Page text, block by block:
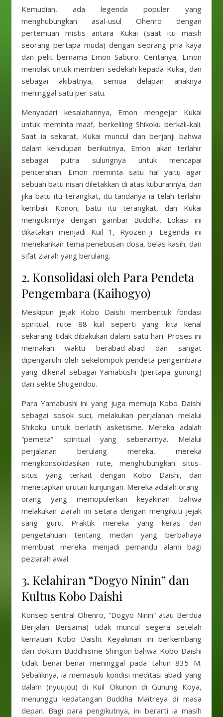
Kemudian, ada legenda populer yang
menghubungkan asal-usul Ohenro dengan
pertemuan mistis antara Kukai (saat itu masih
seorang pertapa muda) dengan seorang pria kaya
dan pelit bernama Emon Saburo. Ceritanya, Emon
menolak untuk memberi sedekah kepada Kukai, dan
sebagai akibatnya, semua delapan anaknya
meninggal satu per satu.
Menyadari kesalahannya, Emon mengejar Kukai
untuk meminta maaf, berkeliling Shikoku berkali-kali.
Saat ia sekarat, Kukai muncul dan berjanji bahwa
dalam kehidupan berikutnya, Emon akan terlahir
sebagai putra sulungnya untuk mencapai
pencerahan. Emon meminta satu hal yaitu agar
sebuah batu nisan diletakkan di atas kuburannya, dan
jika batu itu terangkat, itu tandanya ia telah terlahir
kembali. Konon, batu itu terangkat, dan Kukai
mengukirnya dengan gambar Buddha. Lokasi ini
dikatakan menjadi Kuil 1, Ryozen-ji. Legenda ini
menekankan tema penebusan dosa, belas kasih, dan
sifat ziarah yang berulang.
2. Konsolidasi oleh Para Pendeta
Pengembara (Kaihogyo)
Meskipun jejak Kobo Daishi membentuk fondasi
spiritual, rute 88 kuil seperti yang kita kenal
sekarang tidak dibakukan dalam satu hari. Proses ini
memakan waktu berabad-abad dan sangat
dipengaruhi oleh sekelompok pendeta pengembara
yang dikenal sebagai Yamabushi (pertapa gunung)
dari sekte Shugendou.
Para Yamabushi ini yang juga memuja Kobo Daishi
sebagai sosok suci, melakukan perjalanan melalui
Shikoku untuk berlatih asketisme. Mereka adalah
“pemeta” spiritual yang sebenarnya. Melalui
perjalanan berulang mereka, mereka
mengkonsolidasikan rute, menghubungkan situs-
situs yang terkait dengan Kobo Daishi, dan
menetapkan urutan kunjungan. Mereka adalah orang-
orang yang memopulerkan keyakinan bahwa
melakukan ziarah ini setara dengan mengikuti jejak
sang guru. Praktik mereka yang keras dan
pengetahuan tentang medan yang berbahaya
membuat mereka menjadi pemandu alami bagi
peziarah awal.
3. Kelahiran “Dogyo Ninin” dan
Kultus Kobo Daishi
Konsep sentral Ohenro, “Dogyo Ninin” atau Berdua
Berjalan Bersama) tidak muncul segera setelah
kematian Kobo Daishi. Keyakinan ini berkembang
dari doktrin Buddhisme Shingon bahwa Kobo Daishi
tidak benar-benar meninggal pada tahun 835 M.
Sebaliknya, ia memasuki kondisi meditasi abadi yang
dalam (nyuujou) di Kuil Okunoin di Gunung Koya,
menunggu kedatangan Buddha Maitreya di masa
depan. Bagi para pengikutnya, ini berarti ia masih